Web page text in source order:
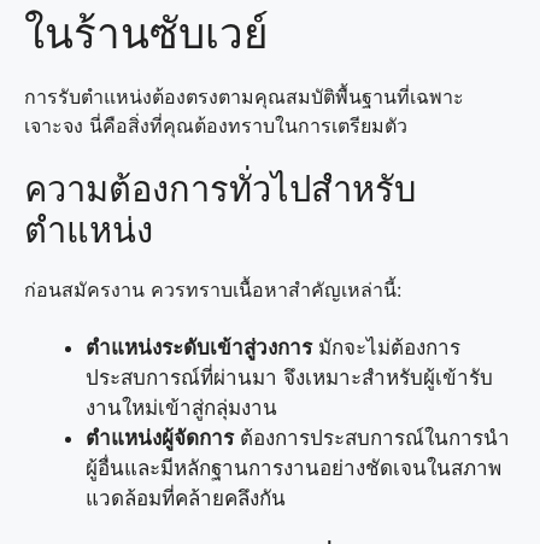
ในร้านซับเวย์
การรับตำแหน่งต้องตรงตามคุณสมบัติพื้นฐานที่เฉพาะ
เจาะจง นี่คือสิ่งที่คุณต้องทราบในการเตรียมตัว
ความต้องการทั่วไปสำหรับ
ตำแหน่ง
ก่อนสมัครงาน ควรทราบเนื้อหาสำคัญเหล่านี้:
ตำแหน่งระดับเข้าสู่วงการมักจะไม่ต้องการ
ประสบการณ์ที่ผ่านมา จึงเหมาะสำหรับผู้เข้ารับ
งานใหม่เข้าสู่กลุ่มงาน
ตำแหน่งผู้จัดการต้องการประสบการณ์ในการนำ
ผู้อื่นและมีหลักฐานการงานอย่างชัดเจนในสภาพ
แวดล้อมที่คล้ายคลึงกัน